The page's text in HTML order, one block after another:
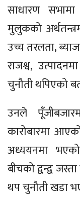
साधारण
मुलुकको
उच्च तरलता,
राजश्व,
चुनौती थपिएको
उनले
कारोबारमा
अध्ययनमा
बीचको द्वन्द्व
थप चुनौती खडा